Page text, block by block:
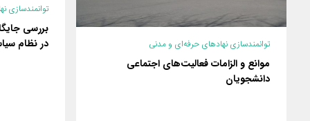
توانمندسازی نهادهای حرفه‌ای و مدنی
موانع و الزامات فعالیت‌های اجتماعی
دانشجویان
توانمندسازی
بررسی
در نظام